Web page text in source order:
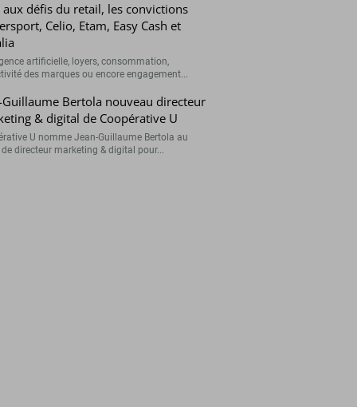
aux défis du retail, les convictions
Celio, Etam, Easy Cash et
artificielle, loyers, consommation,
des marques ou encore engagement...
Guillaume Bertola nouveau directeur
& digital de Coopérative U
U nomme Jean-Guillaume Bertola au
de directeur marketing & digital pour...